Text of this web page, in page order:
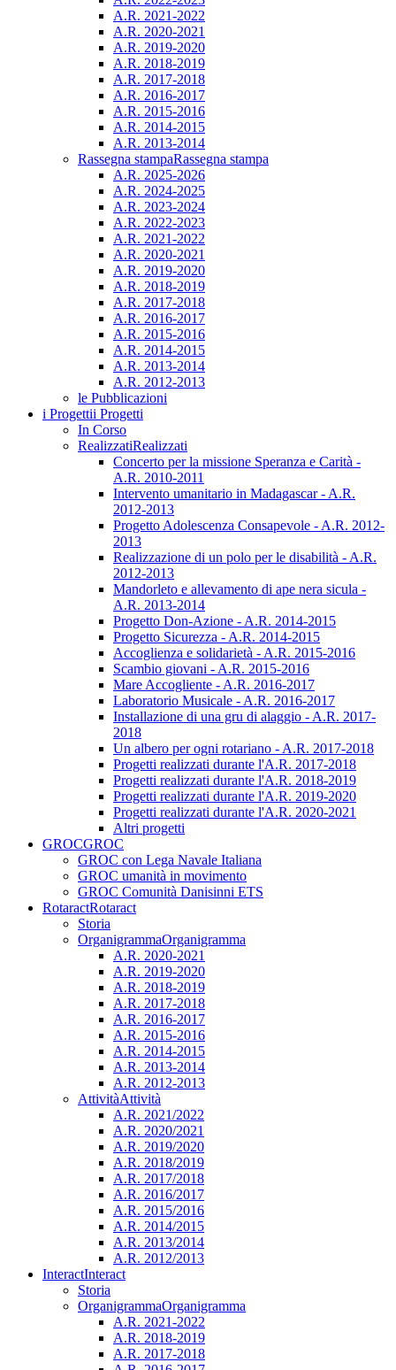
A.R. 2021-2022
A.R. 2020-2021
A.R. 2019-2020
A.R. 2018-2019
A.R. 2017-2018
A.R. 2016-2017
A.R. 2015-2016
A.R. 2014-2015
A.R. 2013-2014
Rassegna stampaRassegna stampa
A.R. 2025-2026
A.R. 2024-2025
A.R. 2023-2024
A.R. 2022-2023
A.R. 2021-2022
A.R. 2020-2021
A.R. 2019-2020
A.R. 2018-2019
A.R. 2017-2018
A.R. 2016-2017
A.R. 2015-2016
A.R. 2014-2015
A.R. 2013-2014
A.R. 2012-2013
le Pubblicazioni
i Progettii Progetti
In Corso
RealizzatiRealizzati
Concerto per la missione Speranza e Carità -
A.R. 2010-2011
Intervento umanitario in Madagascar - A.R.
2012-2013
Progetto Adolescenza Consapevole - A.R. 2012-
2013
Realizzazione di un polo per le disabilità - A.R.
2012-2013
Mandorleto e allevamento di ape nera sicula -
A.R. 2013-2014
Progetto Don-Azione - A.R. 2014-2015
Progetto Sicurezza - A.R. 2014-2015
Accoglienza e solidarietà - A.R. 2015-2016
Scambio giovani - A.R. 2015-2016
Mare Accogliente - A.R. 2016-2017
Laboratorio Musicale - A.R. 2016-2017
Installazione di una gru di alaggio - A.R. 2017-
2018
Un albero per ogni rotariano - A.R. 2017-2018
Progetti realizzati durante l'A.R. 2017-2018
Progetti realizzati durante l'A.R. 2018-2019
Progetti realizzati durante l'A.R. 2019-2020
Progetti realizzati durante l'A.R. 2020-2021
Altri progetti
GROCGROC
GROC con Lega Navale Italiana
GROC umanità in movimento
GROC Comunità Danisinni ETS
RotaractRotaract
Storia
OrganigrammaOrganigramma
A.R. 2020-2021
A.R. 2019-2020
A.R. 2018-2019
A.R. 2017-2018
A.R. 2016-2017
A.R. 2015-2016
A.R. 2014-2015
A.R. 2013-2014
A.R. 2012-2013
AttivitàAttività
A.R. 2021/2022
A.R. 2020/2021
A.R. 2019/2020
A.R. 2018/2019
A.R. 2017/2018
A.R. 2016/2017
A.R. 2015/2016
A.R. 2014/2015
A.R. 2013/2014
A.R. 2012/2013
InteractInteract
Storia
OrganigrammaOrganigramma
A.R. 2021-2022
A.R. 2018-2019
A.R. 2017-2018